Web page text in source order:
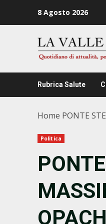
8 Agosto 2026
Rubrica Salute
Home PONTE
Politica